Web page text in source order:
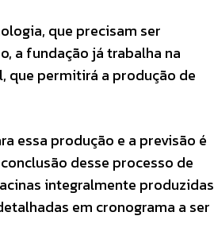
que precisam ser
a fundação já trabalha na
que permitirá a produção de
essa produção e a previsão é
desse processo de
integralmente produzidas
em cronograma a ser